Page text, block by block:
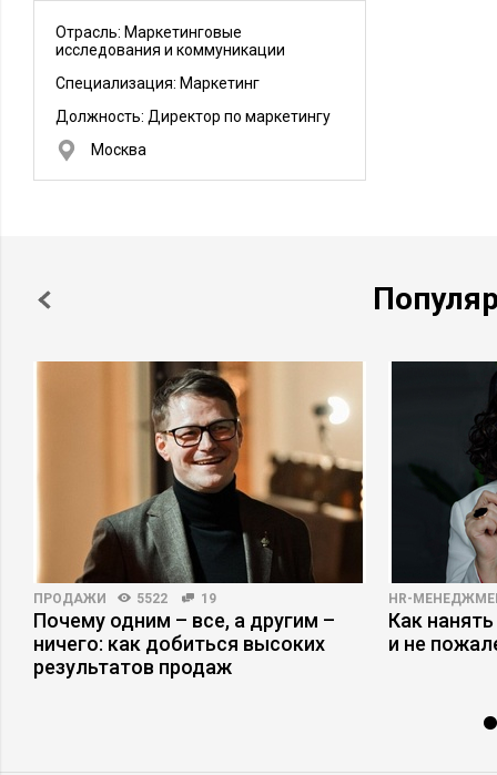
Отрасль: Маркетинговые
исследования и коммуникации
Специализация: Маркетинг
Должность: Директор по маркетингу
Москва
ПРОДАЖИ 5522 19
Почему одним – все, а другим –
ничего: как добиться высоких
результатов продаж
HR-
Как
и не